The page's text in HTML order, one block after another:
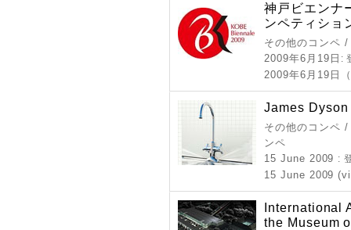
神戸ビエン
ンペティショ
その他のコンペ
2009年6月19日 :
2009年6月19日
James
その他のコンペ
ンペ
15 June 2009 :
15 June 2009
International
the Museum